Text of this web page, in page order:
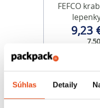
Súhlas Detaily
FEFCO
9,23